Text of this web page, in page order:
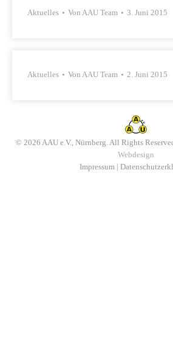
Aktuelles Von AAU Team 3. Juni 2015
Aktuelles Von AAU Team 2. Juni 2015
© 2026 AAU e.V., Nürnberg. All Rights
Webdesign
Impressum |